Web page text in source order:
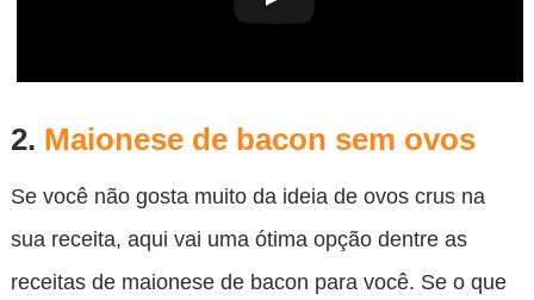
2. Maionese de bacon sem ovos
Se você não gosta muito da ideia de ovos crus na
sua receita, aqui vai uma ótima opção dentre as
receitas de maionese de bacon para você. Se o que